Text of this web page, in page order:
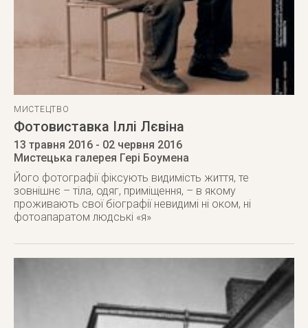
МИСТЕЦТВО
Фотовиставка Іллі Лєвіна
13 травня 2016 - 02 червня 2016
Мистецька галерея Гері Боумена
Його фотографії фіксують видимість життя, те
зовнішнє – тіла, одяг, приміщення, – в якому
проживають свої біографії невидимі ні оком, ні
фотоапаратом людські «я»